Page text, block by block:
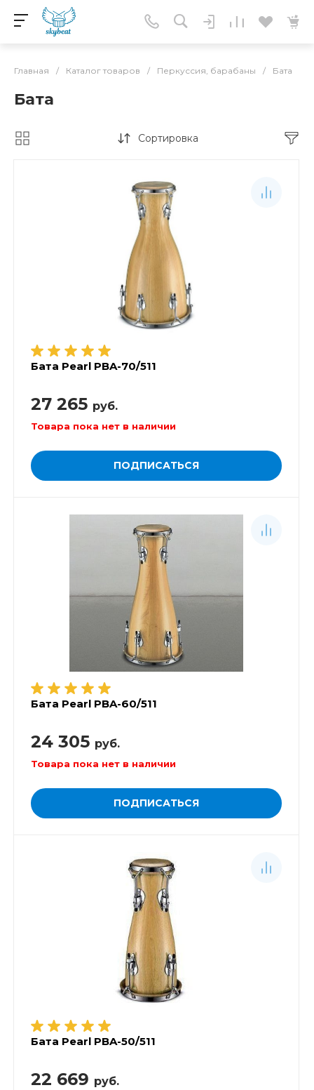
Главная / Каталог товаров / Перкуссия, барабаны / Бата
Бата
Сортировка
Бата Pearl PBA-70/511
27 265 руб.
Товара пока нет в наличии
ПОДПИСАТЬСЯ
Бата Pearl PBA-60/511
24 305 руб.
Товара пока нет в наличии
ПОДПИСАТЬСЯ
Бата Pearl PBA-50/511
22 669 руб.